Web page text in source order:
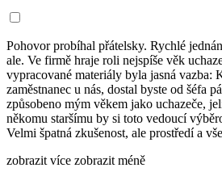
Pohovor probíhal přátelsky. Rychlé
ale. Ve firmě hraje roli nejspíše věk
vypracované materiály byla jasná vazba:
zaměstnanec u nás, dostal byste od šéfa
způsobeno mým věkem jako uchazeče,
někomu staršímu by si toto vedoucí
Velmi špatná zkušenost, ale prostředí a
zobrazit více zobrazit méně